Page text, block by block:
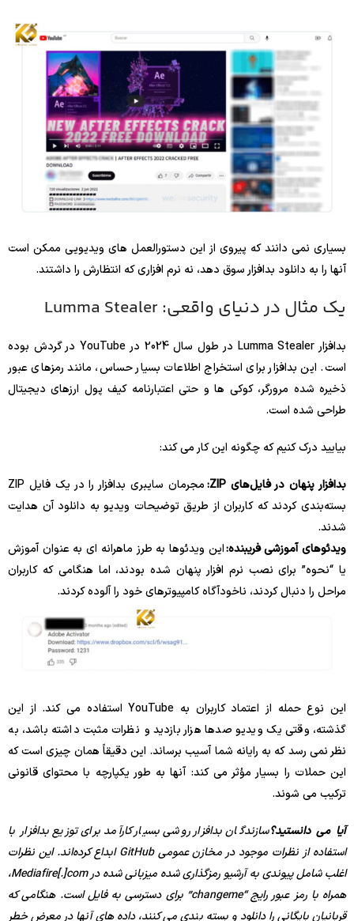
بسیاری نمی دانند که پیروی از این دستورالعمل های ویدیویی ممکن است
آنها را به دانلود بدافزار سوق دهد، نه نرم افزاری که انتظارش را داشتند.
یک مثال در دنیای واقعی: Lumma Stealer
بدافزار Lumma Stealer در طول سال 2024 در YouTube در گردش بوده
است. این بدافزار برای استخراج اطلاعات بسیار حساس، مانند رمزهای عبور
ذخیره شده مرورگر، کوکی ها و حتی اعتبارنامه کیف پول ارزهای دیجیتال
طراحی شده است.
بیایید درک کنیم که چگونه این کار می کند:
بدافزار پنهان در فایل‌های ZIP:
مجرمان سایبری بدافزار را در یک فایل ZIP
بسته‌بندی کردند که کاربران از طریق توضیحات ویدیو به دانلود آن هدایت
شدند.
ویدئوهای آموزشی فریبنده:این ویدئوها به طرز ماهرانه ای به عنوان آموزش
یا “نحوه” برای نصب نرم افزار پنهان شده بودند، اما هنگامی که کاربران
مراحل را دنبال کردند، ناخودآگاه کامپیوترهای خود را آلوده کردند.
این نوع حمله از اعتماد کاربران به YouTube استفاده می کند. از این
گذشته، وقتی یک ویدیو صدها هزار بازدید و نظرات مثبت داشته باشد، به
نظر نمی رسد که به رایانه شما آسیب برساند. این دقیقاً همان چیزی است که
این حملات را بسیار مؤثر می کند: آنها به طور یکپارچه با محتوای قانونی
ترکیب می شوند.
آیا می دانستید؟سازندگان بدافزار روشی بسیار کارآمد برای توزیع بدافزار با
استفاده از نظرات موجود در مخازن عمومی GitHub ابداع کرده‌اند. این نظرات
اغلب شامل پیوندی به آرشیو رمزگذاری شده میزبانی شده در Mediafire[.]com،
همراه با رمز عبور رایج “changeme” برای دسترسی به فایل است. هنگامی که
قربانیان بایگانی را دانلود و بسته بندی می کنند، داده های آنها در معرض خطر